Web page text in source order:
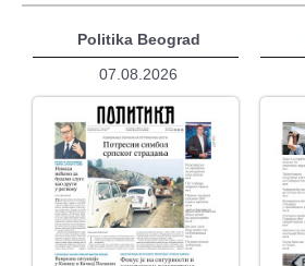
Politika Beograd
07.08.2026